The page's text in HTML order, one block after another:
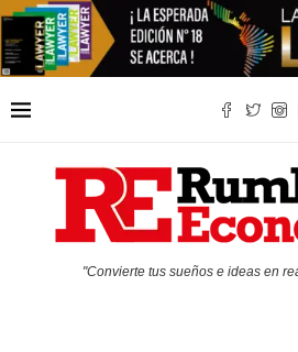
"Convierte tus sueños e ideas en